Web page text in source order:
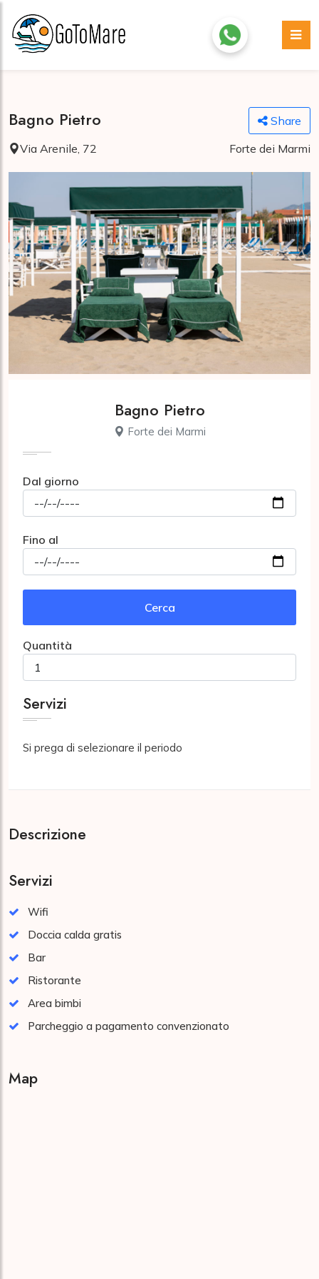
Bagno Pietro
Share
Via Arenile, 72
Forte dei Marmi
Bagno Pietro
Forte dei Marmi
Dal giorno
Fino al
Cerca
Quantità
Servizi
Si prega di selezionare il periodo
Descrizione
Servizi
Wifi
Doccia calda gratis
Bar
Ristorante
Area bimbi
Parcheggio a pagamento convenzionato
Map